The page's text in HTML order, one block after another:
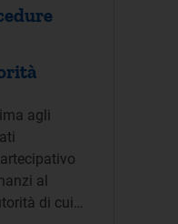
agli
al
di cui…